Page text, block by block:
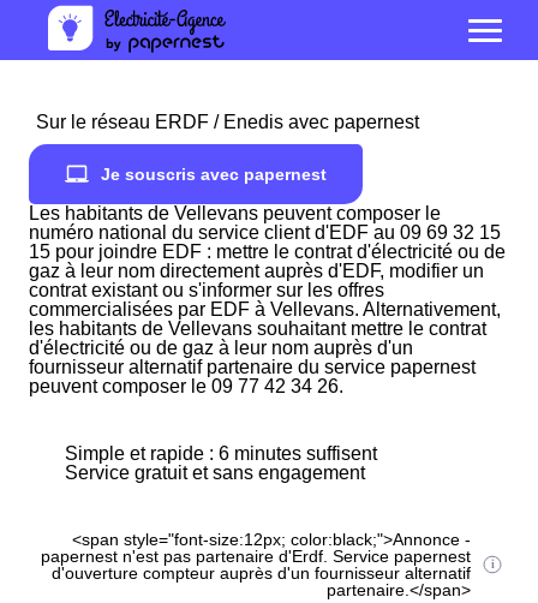
Sur le réseau ERDF / Enedis avec papernest
Je souscris avec papernest
Les habitants de Vellevans peuvent composer le
numéro national du service client d'EDF au 09 69 32 15
15 pour joindre EDF : mettre le contrat d'électricité ou de
gaz à leur nom directement auprès d'EDF, modifier un
contrat existant ou s'informer sur les offres
commercialisées par EDF à Vellevans. Alternativement,
les habitants de Vellevans souhaitant mettre le contrat
d'électricité ou de gaz à leur nom auprès d'un
fournisseur alternatif partenaire du service papernest
peuvent composer le 09 77 42 34 26.
Simple et rapide : 6 minutes suffisent
Service gratuit et sans engagement
<span style="font-size:12px; color:black;">Annonce -
papernest n'est pas partenaire d'Erdf. Service papernest
d'ouverture compteur auprès d'un fournisseur alternatif
partenaire.</span>